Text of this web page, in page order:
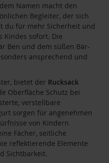
Namen macht den
Begleiter, der sich
du für mehr Sicherheit und
Kindes sofort. Die
Ben und dem süßen Bär-
ansprechend und
bietet der Rucksack
Oberfläche Schutz bei
verstellbare
sorgen für angenehmen
von Kindern
Fächer, seitliche
reflektierende Elemente
Sichtbarkeit.